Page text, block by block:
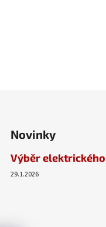
Novinky
Výběr
29.1.2026